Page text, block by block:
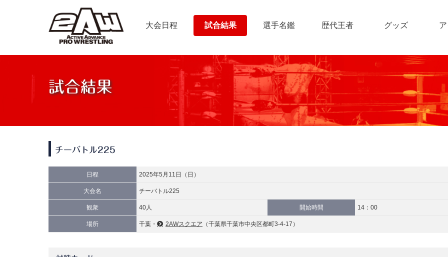
大会日程 試合結果 選手名鑑 歴代王者 グッズ
試合結果
チーバトル225
日程 2025年5月11日（日）
大会名 チーバトル225
観衆 40人 開始時間 14：00
場所 千葉・ 2AWスクエア （千葉県千葉市中央区都町3-4-17）